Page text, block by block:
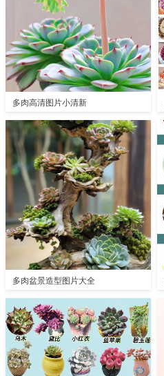
多肉高清图片小清新
多肉盆景造型图片大全